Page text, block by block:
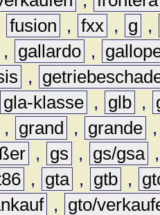
fusion , fxx , g
,
, gallardo ,
,
gla-klasse , glb ,
, grand , grande
, gs , gs/gsa
, gta , gtb ,
,
gto/